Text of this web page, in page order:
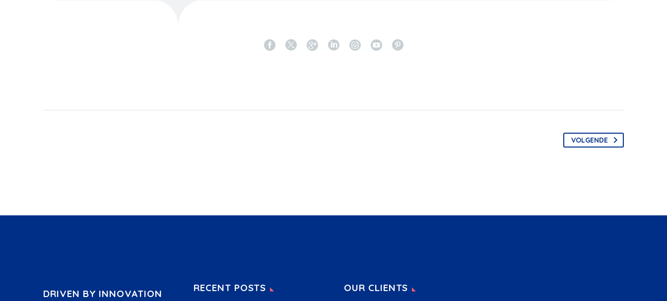
VOLGENDE
DRIVEN BY INNOVATION RECENT POSTS OUR CLIENTS